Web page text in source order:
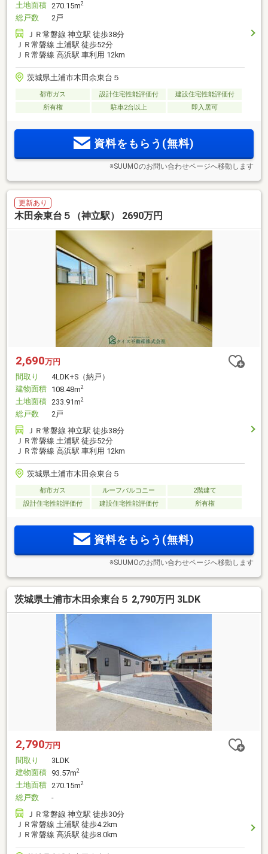
土地面積 270.15m2
総戸数
2戸
ＪＲ常磐線 神立駅 徒歩38分
ＪＲ常磐線 土浦駅 徒歩52分
ＪＲ常磐線 高浜駅 車利用 12km
茨城県土浦市木田余東台５
都市ガス 設計住宅性能評価付
建設住宅性能評価付
所有権
駐車2台以上 即入居可
資料をもらう(無料)
※SUUMOのお問い合わせページへ移動します
更新あり
木田余東台５（神立駅） 2690万円
2,690万円
間取り
4LDK+S（納戸）
建物面積 108.48m2
土地面積 233.91m2
総戸数
2戸
ＪＲ常磐線 神立駅 徒歩38分
ＪＲ常磐線 土浦駅 徒歩52分
ＪＲ常磐線 高浜駅 車利用 12km
茨城県土浦市木田余東台５
都市ガス ルーフバルコニー
2階建て
設計住宅性能評価付
建設住宅性能評価付 所有権
資料をもらう(無料)
※SUUMOのお問い合わせページへ移動します
茨城県土浦市木田余東台５ 2,790万円 3LDK
2,790万円
間取り
3LDK
建物面積 93.57m2
土地面積 270.15m2
総戸数
-
ＪＲ常磐線 神立駅 徒歩30分
ＪＲ常磐線 土浦駅 徒歩4.2km
ＪＲ常磐線 高浜駅 徒歩8.0km